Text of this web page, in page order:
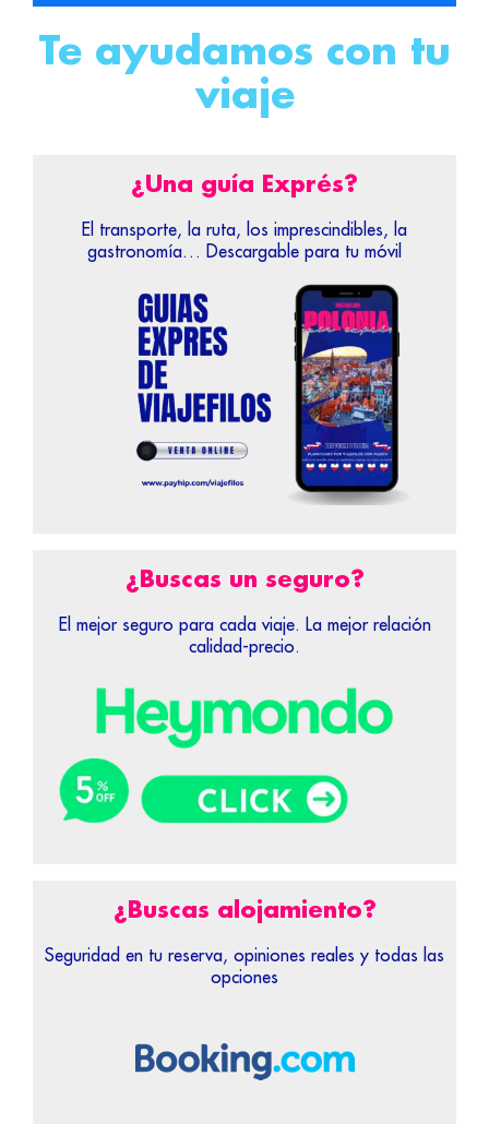
Te ayudamos con tu
viaje
¿Una guía Exprés?
El transporte, la ruta, los imprescindibles, la
gastronomía… Descargable para tu móvil
¿Buscas un seguro?
El mejor seguro para cada viaje. La mejor relación
calidad-precio.
¿Buscas alojamiento?
Seguridad en tu reserva, opiniones reales y todas las
opciones